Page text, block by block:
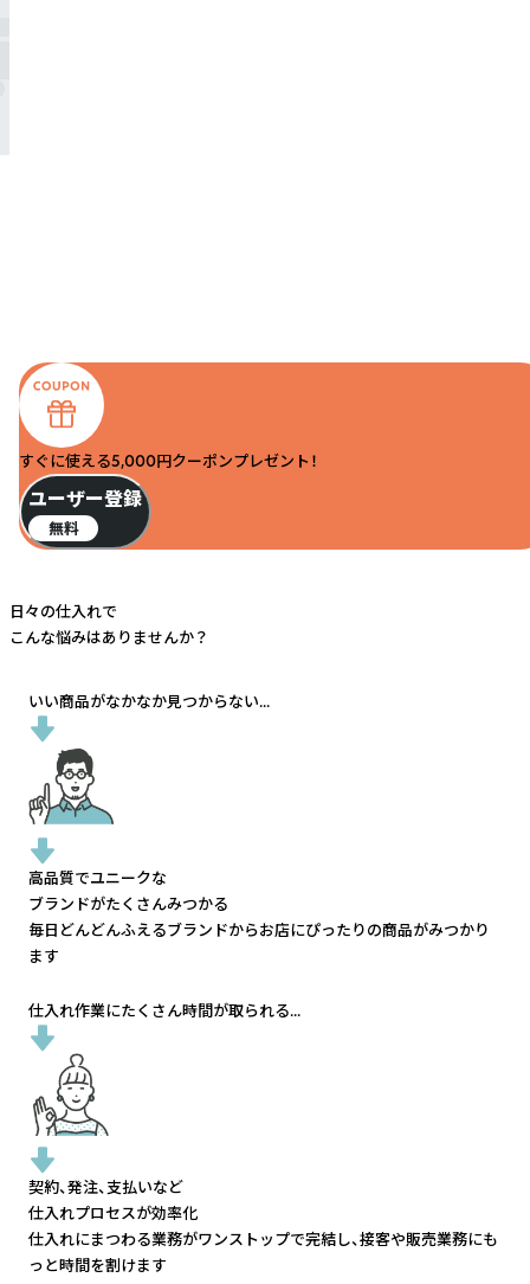
すぐに使える5,000円クーポンプレゼント！
ユーザー登録
無料
日々の仕入れで
こんな悩みはありませんか？
いい商品がなかなか見つからない...
高品質でユニークな
ブランドがたくさんみつかる
毎日どんどんふえるブランドからお店にぴったりの商品がみつかり
ます
仕入れ作業にたくさん時間が取られる...
契約、発注、支払いなど
仕入れプロセスが効率化
仕入れにまつわる業務がワンストップで完結し、接客や販売業務にも
っと時間を割けます